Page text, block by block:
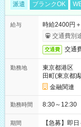
派遣 ブランクOK
給与
時給2400円
交通費別
交通費 交通
勤務地
東京都港区
田町(東京都)
金融関連
勤務時間 8:30～12:30
期間 【急募】即